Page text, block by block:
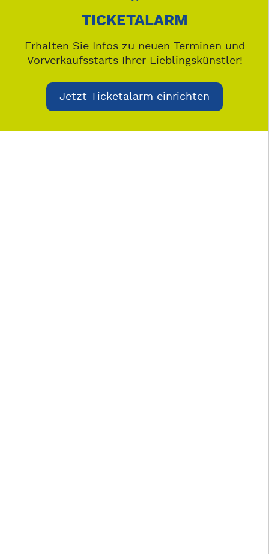
TICKETALARM
Erhalten Sie Infos zu neuen Terminen und
Vorverkaufsstarts Ihrer Lieblingskünstler!
Jetzt Ticketalarm einrichten